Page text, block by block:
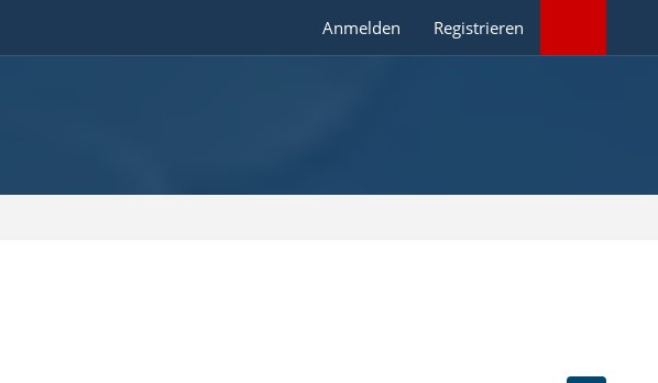
Anmelden Registrieren